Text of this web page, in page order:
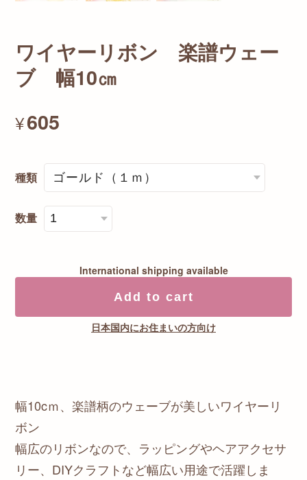
ワイヤーリボン 楽譜ウェー
ブ 幅10㎝
¥605
種類
数量
International shipping available
Add to cart
日本国内にお住まいの方向け
幅10cｍ、楽譜柄のウェーブが美しいワイヤーリ
ボン
幅広のリボンなので、ラッピングやヘアアクセサ
リー、DIYクラフトなど幅広い用途で活躍しま